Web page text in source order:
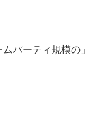
パーティ規模の」